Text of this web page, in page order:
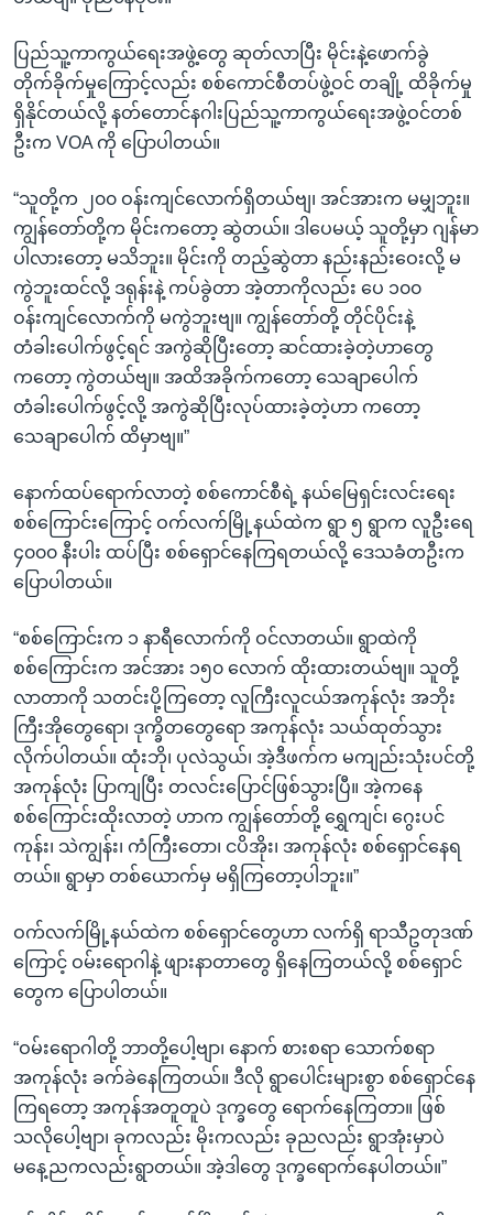
ပြည်သူ့ကာကွယ်ရေးအဖွဲ့တွေ ဆုတ်လာပြီး မိုင်းနဲ့ဖောက်ခွဲ
တိုက်ခိုက်မှုကြောင့်လည်း စစ်ကောင်စီတပ်ဖွဲ့ဝင် တချို့ ထိခိုက်မှု
ရှိနိုင်တယ်လို့ နတ်တောင်နဂါးပြည်သူ့ကာကွယ်ရေးအဖွဲ့ဝင်တစ်
ဦးက VOA ကို ပြောပါတယ်။
“သူတို့က ၂၀၀ ဝန်းကျင်လောက်ရှိတယ်ဗျ၊ အင်အားက မမျှဘူး။
ကျွန်တော်တို့က မိုင်းကတော့ ဆွဲတယ်။ ဒါပေမယ့် သူတို့မှာ ဂျန်မာ
ပါလားတော့ မသိဘူး။ မိုင်းကို တည့်ဆွဲတာ နည်းနည်းဝေးလို့ မ
ကွဲဘူးထင်လို့ ဒရုန်းနဲ့ ကပ်ခွဲတာ အဲ့တာကိုလည်း ပေ ၁၀၀
ဝန်းကျင်လောက်ကို မကွဲဘူးဗျ။ ကျွန်တော်တို့ တိုင်ပိုင်းနဲ့
တံခါးပေါက်ဖွင့်ရင် အကွဲဆိုပြီးတော့ ဆင်ထားခဲ့တဲ့ဟာတွေ
ကတော့ ကွဲတယ်ဗျ။ အထိအခိုက်ကတော့ သေချာပေါက်
တံခါးပေါက်ဖွင့်လို့ အကွဲဆိုပြီးလုပ်ထားခဲ့တဲ့ဟာ ကတော့
သေချာပေါက် ထိမှာဗျ။”
နောက်ထပ်ရောက်လာတဲ့ စစ်ကောင်စီရဲ့ နယ်မြေရှင်းလင်းရေး
စစ်ကြောင်းကြောင့် ဝက်လက်မြို့နယ်ထဲက ရွာ ၅ ရွာက လူဦးရေ
၄၀၀၀ နီးပါး ထပ်ပြီး စစ်ရှောင်နေကြရတယ်လို့ ဒေသခံတဦးက
ပြောပါတယ်။
“စစ်ကြောင်းက ၁ နာရီလောက်ကို ဝင်လာတယ်။ ရွာထဲကို
စစ်ကြောင်းက အင်အား ၁၅၀ လောက် ထိုးထားတယ်ဗျ။ သူတို့
လာတာကို သတင်းပို့ကြတော့ လူကြီးလူငယ်အကုန်လုံး အဘိုး
ကြီးအိုတွေရော၊ ဒုက္ခိတတွေရော အကုန်လုံး သယ်ထုတ်သွား
လိုက်ပါတယ်။ ထုံးဘို၊ ပုလဲသွယ်၊ အဲ့ဒီဖက်က မကျည်းသုံးပင်တို့
အကုန်လုံး ပြာကျပြီး တလင်းပြောင်ဖြစ်သွားပြီ။ အဲ့ကနေ
စစ်ကြောင်းထိုးလာတဲ့ ဟာက ကျွန်တော်တို့ ရွှေကျင်၊ ဂွေးပင်
ကုန်း၊ သဲကျွန်း၊ ကံကြီးတော၊ ငပိအိုး၊ အကုန်လုံး စစ်ရှောင်နေရ
တယ်။ ရွာမှာ တစ်ယောက်မှ မရှိကြတော့ပါဘူး။”
ဝက်လက်မြို့နယ်ထဲက စစ်ရှောင်တွေဟာ လက်ရှိ ရာသီဥတုဒဏ်
ကြောင့် ဝမ်းရောဂါနဲ့ ဖျားနာတာတွေ ရှိနေကြတယ်လို့ စစ်ရှောင်
တွေက ပြောပါတယ်။
“ဝမ်းရောဂါတို့ ဘာတို့ပေါ့ဗျာ၊ နောက် စားစရာ သောက်စရာ
အကုန်လုံး ခက်ခဲနေကြတယ်။ ဒီလို ရွာပေါင်းများစွာ စစ်ရှောင်နေ
ကြရတော့ အကုန်အတူတူပဲ ဒုက္ခတွေ ရောက်နေကြတာ။ ဖြစ်
သလိုပေါ့ဗျာ၊ ခုကလည်း မိုးကလည်း ခုညလည်း ရွာအုံးမှာပဲ
မနေ့ညကလည်းရွာတယ်။ အဲ့ဒါတွေ ဒုက္ခရောက်နေပါတယ်။”